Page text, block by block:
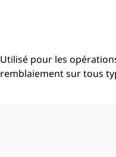
Utilisé pour les
remblaiement sur tous